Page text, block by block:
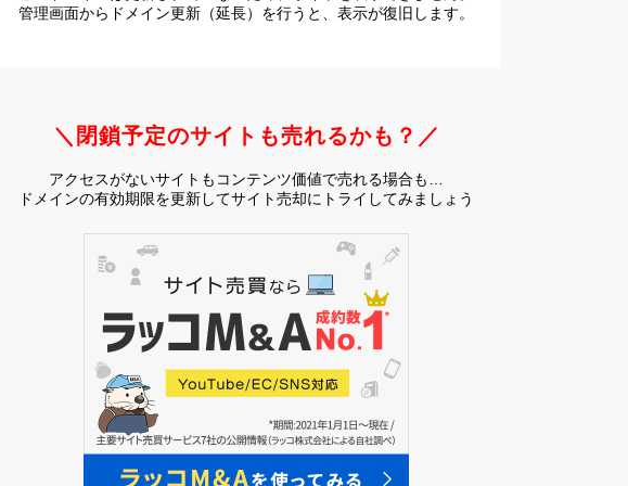
管理画面からドメイン更新（延長）を行うと、 表示が復旧します。
＼閉鎖予定のサイトも売れるかも？／
アクセスがないサイトもコンテンツ価値で売れる場合も…
ドメインの有効期限を更新してサイト売却にトライしてみましょう